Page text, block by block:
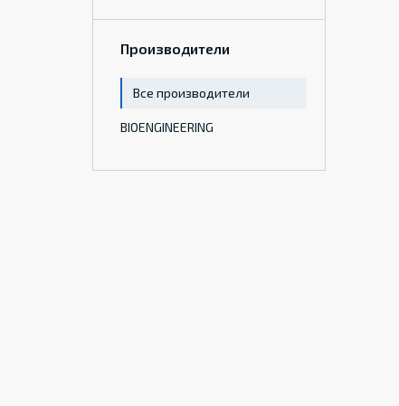
Производители
Все производители
BIOENGINEERING